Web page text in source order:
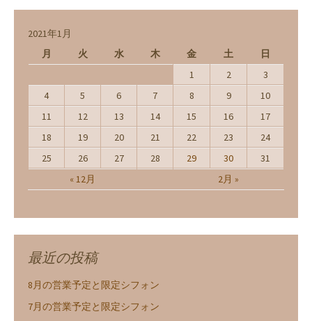
2021年1月
月
火 水 木 金 土 日
« 12月 2月 »
1 2
3
4
5 6 7 8 9
10
11
12 13 14 15 16
17
18
19 20 21 22 23
24
25
26 27 28 29 30 31
最近の投稿
8月の営業予定と限定シフォン
7月の営業予定と限定シフォン